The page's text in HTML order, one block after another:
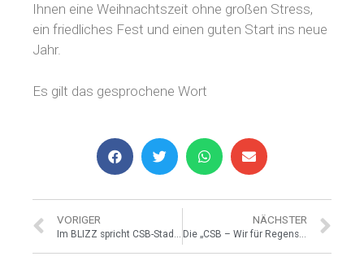
Ihnen eine Weihnachtszeit ohne großen Stress,
ein friedliches Fest und einen guten Start ins neue
Jahr.
Es gilt das gesprochene Wort
VORIGER
Im BLIZZ spricht CSB-Stadtrat Christian Janele
NÄCHSTER
Die „CSB – Wir für Regensburg“ ist gegen Erhöhung der Parkgebühren und Abschaffung der kostenfreien Parkzeiten in den Parkhäusern.